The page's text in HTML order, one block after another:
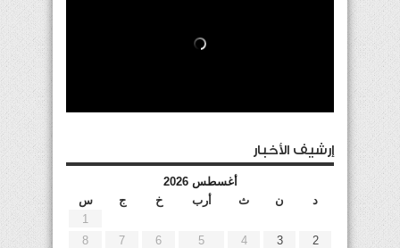
إرشيف الأخبار
أغسطس 2026
د
ن ث أرب خ ج
س
1
2
3
4
5
6
7
8